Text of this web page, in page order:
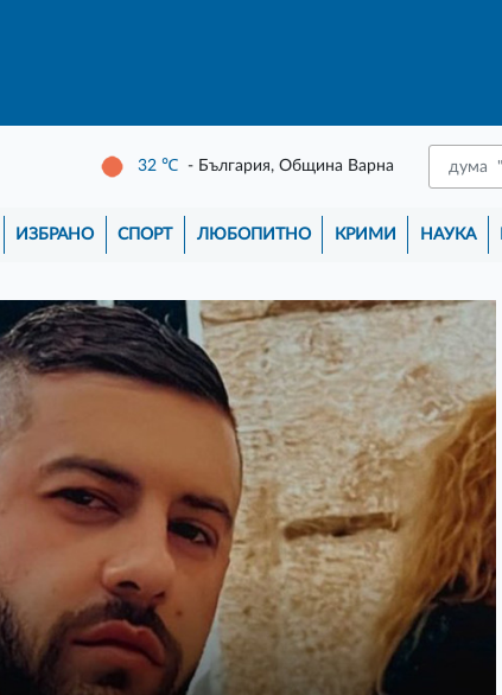
32 ℃ - България, Община Варна
ИЗБРАНО СПОРТ ЛЮБОПИТНО КРИМИ НАУКА